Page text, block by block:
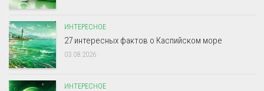
ИНТЕРЕСНОЕ
27 интересных фактов о Каспийском море
03.08.2026
ИНТЕРЕСНОЕ